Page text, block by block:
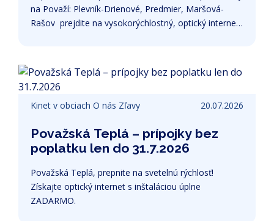
na Považí: Plevník-Drienové, Predmier, Maršová-
Rašov prejdite na vysokorýchlostný, optický internet
zľavu máte automaticky.
Kinet v obciach O nás Zľavy 20.07.2026
Považská Teplá – prípojky bez
poplatku len do 31.7.2026
Považská Teplá, prepnite na svetelnú rýchlosť!
Získajte optický internet s inštaláciou úplne
ZADARMO.